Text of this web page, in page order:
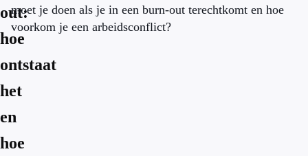
out:
hoe
ontstaat
het
en
hoe
moet je doen als je in een burn-out terechtkomt en hoe
voorkom je een arbeidsconflict?